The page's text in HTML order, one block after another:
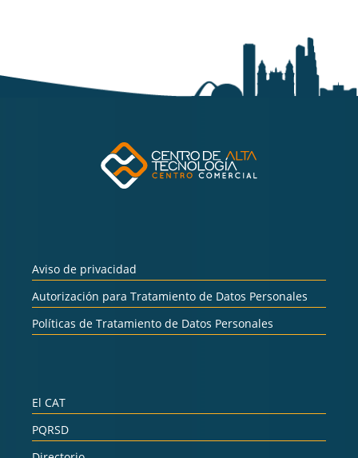
Aviso de privacidad
Autorización para Tratamiento de Datos Personales
Políticas de Tratamiento de Datos Personales
El CAT
PQRSD